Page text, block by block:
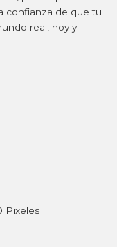
confianza de que tu
real, hoy y
Pixeles